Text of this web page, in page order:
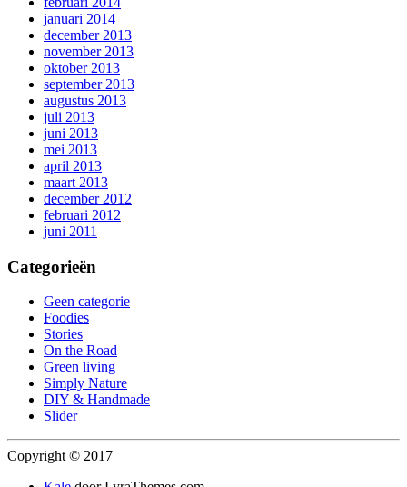
januari 2014
december 2013
november 2013
oktober 2013
september 2013
augustus 2013
juli 2013
juni 2013
mei 2013
april 2013
maart 2013
december 2012
februari 2012
juni 2011
Categorieën
Geen categorie
Foodies
Stories
On the Road
Green living
Simply Nature
DIY & Handmade
Slider
Copyright © 2017